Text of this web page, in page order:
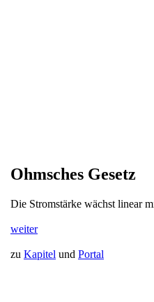
Ohmsches Gesetz
Die Stromstärke wächst linear
weiter
zu Kapitel und Portal